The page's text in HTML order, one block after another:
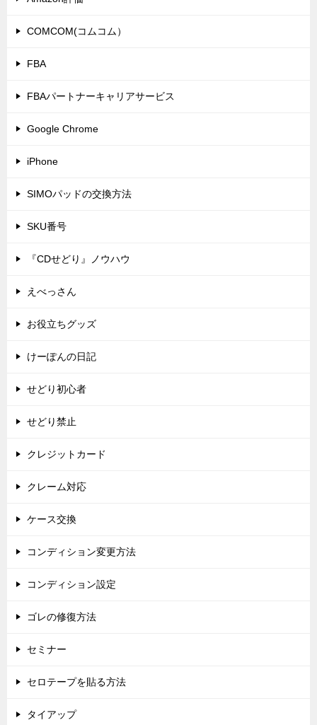
COMCOM(コムコム）
FBA
FBAパートナーキャリアサービス
Google Chrome
iPhone
SIMOパッドの交換方法
SKU番号
『CDせどり』ノウハウ
えべっさん
お役立ちグッズ
けーぽんの日記
せどり初心者
せどり禁止
クレジットカード
クレーム対応
ケース交換
コンディション変更方法
コンディション設定
ゴレの修復方法
セミナー
セロテープを貼る方法
タイアップ